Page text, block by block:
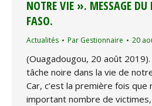
NOTRE VIE ». MESSAGE DU
FASO.
Actualités Par Gestionnaire 20
(Ouagadougou, 20 août
tâche noire dans la vie de
Car, c’est la première fois que
important nombre de